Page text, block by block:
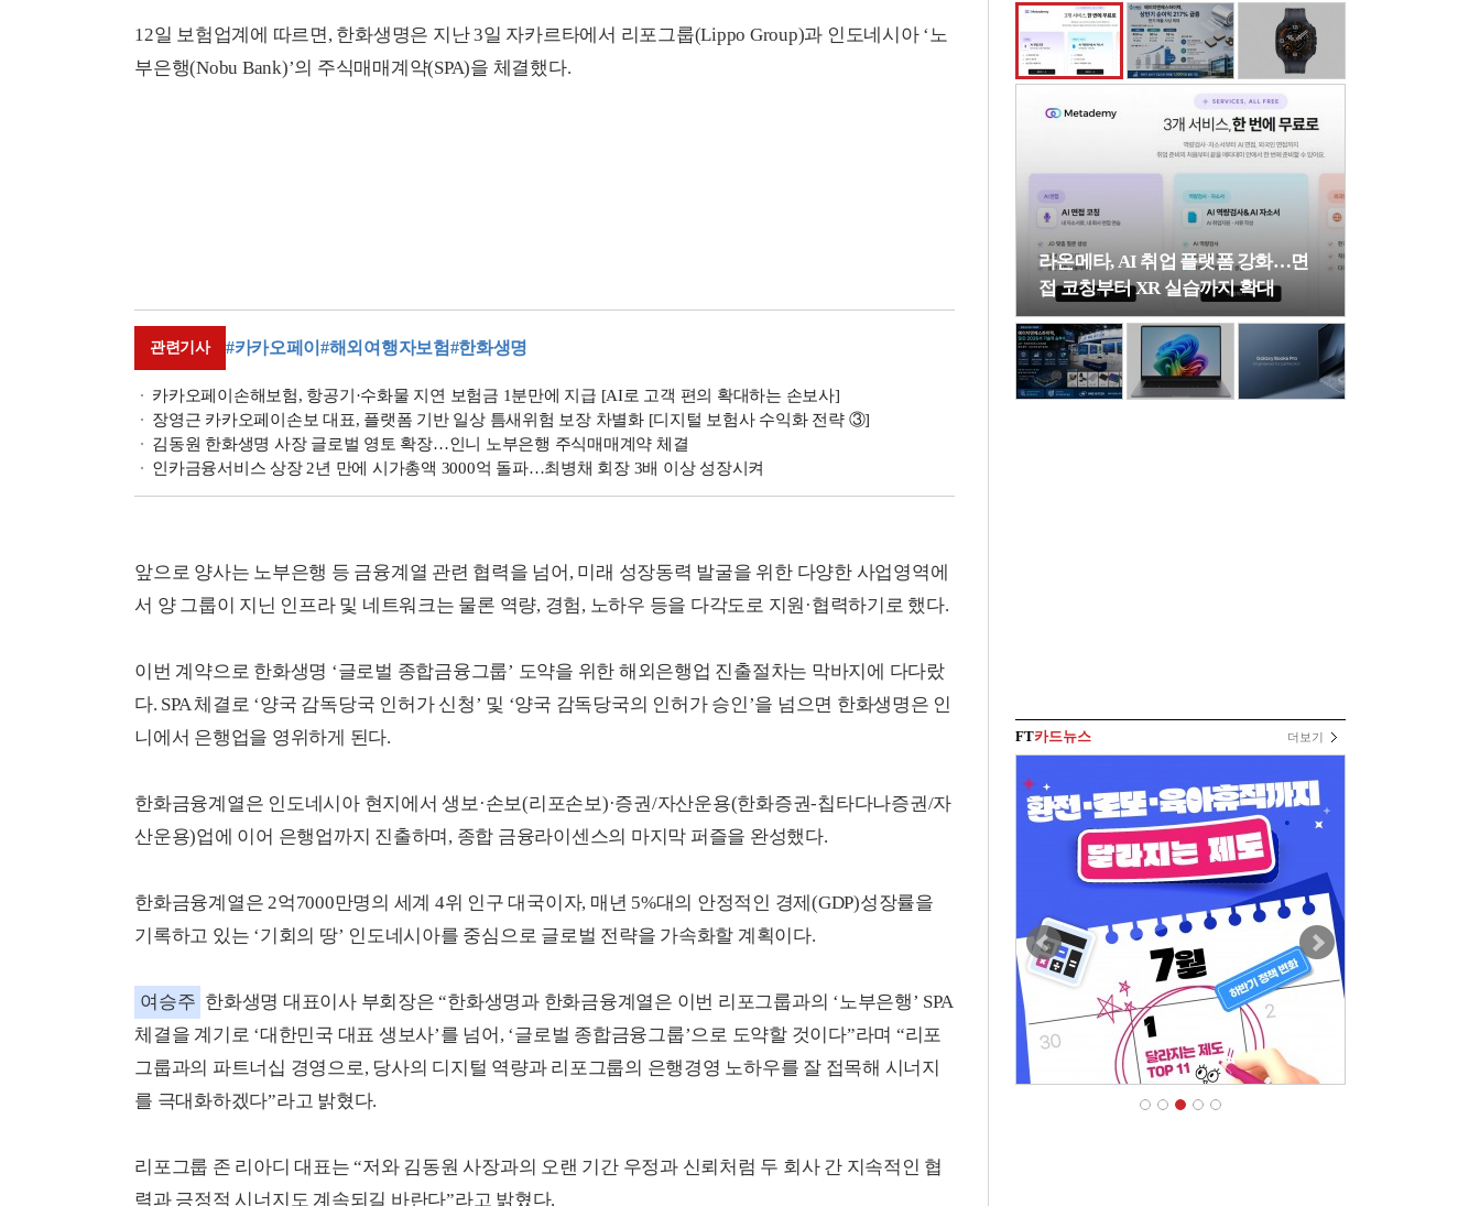
12일 보험업계에 따르면, 한화생명은 지난 3일 자카르타에서 리포그룹(Lippo Group)과 인도네시아 ‘노
부은행(Nobu Bank)’의 주식매매계약(SPA)을 체결했다.
관련기사 #카카오페이#해외여행자보험#한화생명
카카오페이손해보험, 항공기·수화물 지연 보험금 1분만에 지급 [AI로 고객 편의 확대하는 손보사]
장영근 카카오페이손보 대표, 플랫폼 기반 일상 틈새위험 보장 차별화 [디지털 보험사 수익화 전략 ③]
김동원 한화생명 사장 글로벌 영토 확장…인니 노부은행 주식매매계약 체결
인카금융서비스 상장 2년 만에 시가총액 3000억 돌파…최병채 회장 3배 이상 성장시켜
앞으로 양사는 노부은행 등 금융계열 관련 협력을 넘어, 미래 성장동력 발굴을 위한 다양한 사업영역에
서 양 그룹이 지닌 인프라 및 네트워크는 물론 역량, 경험, 노하우 등을 다각도로 지원·협력하기로 했다.
이번 계약으로 한화생명 ‘글로벌 종합금융그룹’ 도약을 위한 해외은행업 진출절차는 막바지에 다다랐
다. SPA 체결로 ‘양국 감독당국 인허가 신청’ 및 ‘양국 감독당국의 인허가 승인’을 넘으면 한화생명은 인
니에서 은행업을 영위하게 된다.
한화금융계열은 인도네시아 현지에서 생보·손보(리포손보)·증권/자산운용(한화증권-칩타다나증권/자
산운용)업에 이어 은행업까지 진출하며, 종합 금융라이센스의 마지막 퍼즐을 완성했다.
한화금융계열은 2억7000만명의 세계 4위 인구 대국이자, 매년 5%대의 안정적인 경제(GDP)성장률을
기록하고 있는 ‘기회의 땅’ 인도네시아를 중심으로 글로벌 전략을 가속화할 계획이다.
여승주 한화생명 대표이사 부회장은 “한화생명과 한화금융계열은 이번 리포그룹과의 ‘노부은행’ SPA
체결을 계기로 ‘대한민국 대표 생보사’를 넘어, ‘글로벌 종합금융그룹’으로 도약할 것이다”라며 “리포
그룹과의 파트너십 경영으로, 당사의 디지털 역량과 리포그룹의 은행경영 노하우를 잘 접목해 시너지
를 극대화하겠다”라고 밝혔다.
리포그룹 존 리아디 대표는 “저와 김동원 사장과의 오랜 기간 우정과 신뢰처럼 두 회사 간 지속적인 협
력과 긍정적 시너지도 계속되길 바란다”라고 밝혔다.
라온메타, AI 취업 플랫폼 강화…면
접 코칭부터 XR 실습까지 확대
FT카드뉴스 더보기